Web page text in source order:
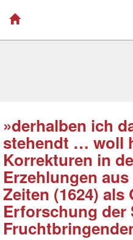
»derhalben ich
stehendt … woll
Korrekturen in
Erzehlungen
Zeiten (1624) als
Erforschung der